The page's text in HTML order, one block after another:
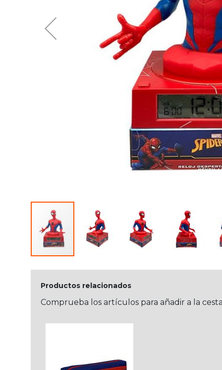
Productos relacionados
Comprueba los artículos para añadir a la